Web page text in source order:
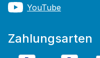
YouTube
Zahlungsarten